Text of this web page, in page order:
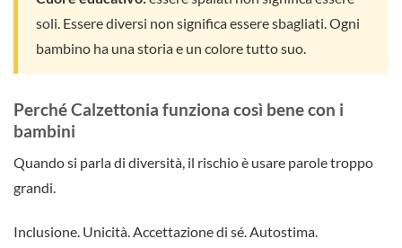
soli. Essere diversi non significa essere sbagliati. Ogni
bambino ha una storia e un colore tutto suo.
Perché Calzettonia funziona così bene con i
bambini
Quando si parla di diversità, il rischio è usare parole troppo
grandi.
Inclusione. Unicità. Accettazione di sé. Autostima.